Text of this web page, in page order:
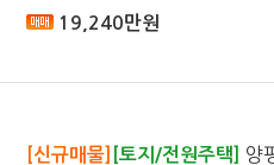
19,240만원
[신규매물] [토지/전원주택] 양